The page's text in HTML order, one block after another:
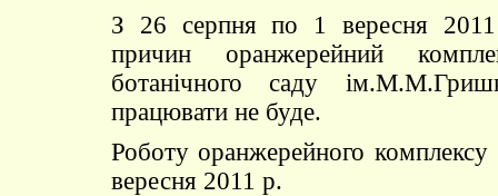
З 26 серпня по 1 вересня
причин оранжерейний
ботанічного саду
працювати не буде.
Роботу оранжерейного
вересня 2011 р.